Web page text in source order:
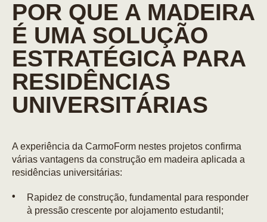
POR QUE A MADEIRA
É UMA SOLUÇÃO
ESTRATÉGICA PARA
RESIDÊNCIAS
UNIVERSITÁRIAS
A experiência da CarmoForm nestes projetos confirma
várias vantagens da construção em madeira aplicada a
residências universitárias:
Rapidez de construção, fundamental para responder
à pressão crescente por alojamento estudantil;